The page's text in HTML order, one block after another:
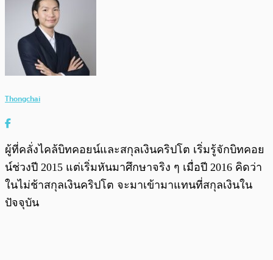
Thongchai
ผู้ที่คลั่งไคล้บิทคอยน์และสกุลเงินคริปโต เริ่มรู้จักบิทคอย
น์ช่วงปี 2015 แต่เริ่มหันมาศึกษาจริง ๆ เมื่อปี 2016 คิดว่า
ในไม่ช้าสกุลเงินคริปโต จะมาเข้ามาแทนที่สกุลเงินใน
ปัจจุบัน